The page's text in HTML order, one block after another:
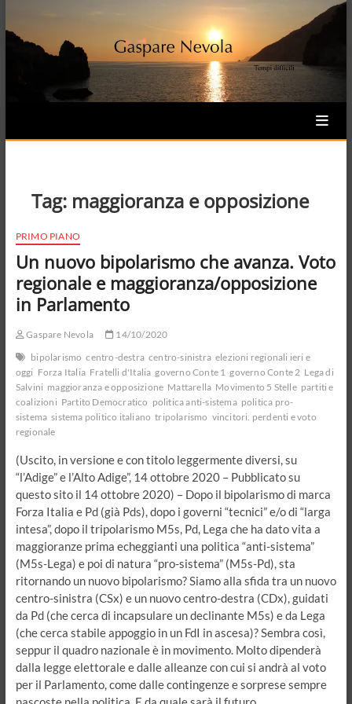
content
Tag: maggioranza e opposizione
PRIMO PIANO
Un nuovo bipolarismo che avanza. Voto
regionale e maggioranza/opposizione
in Parlamento
Gaspare Nevola
14/10/2020
bipolarismo centro-destra centro-sinistra elezioni regionali ieri e
oggi Forza Italia Fratelli d'Italia governo Conte 1 governo Conte 2 Lega di
Salvini maggioranza e opposizione Mattarella Movimento 5 Stelle partiti e
coalizioni Partito Democratico politica anti-sistema politica pro-
sistema sistema politico italiano tripolarismo vincitori. perdenti e voto
regionale
(Uscito, in versione e con titolo leggermente diversi, su
“l’Adige” e l’Alto Adige”, 14 ottobre 2020 – Pubblicato su
questo sito il 14 ottobre 2020) – Dopo il bipolarismo di marca
Forza Italia e Pd (già Pds), dopo i governi “tecnici” e/o di “larga
intesa”, dopo il tripolarismo M5s, Pd, Lega che ha dato vita a
maggioranze prima echeggianti una politica “anti-sistema”
(M5s-Lega) e poi di natura “pro-sistema” (M5s-Pd), sta
ritornando un nuovo bipolarismo? Siamo alla sfida tra un nuovo
centro-sinistra (CSx) e un nuovo centro-destra (CDx), guidati
da Pd (che cerca di incapsulare un declinante M5s) e da Lega
(che cerca stabile appoggio in un FdI in ascesa)? Sembra così,
seppur il quadro nazionale è in movimento. Molto dipenderà
dalla legge elettorale e dalle alleanze con cui si andrà al voto
per il Parlamento, come dalle contingenze e sorprese sempre